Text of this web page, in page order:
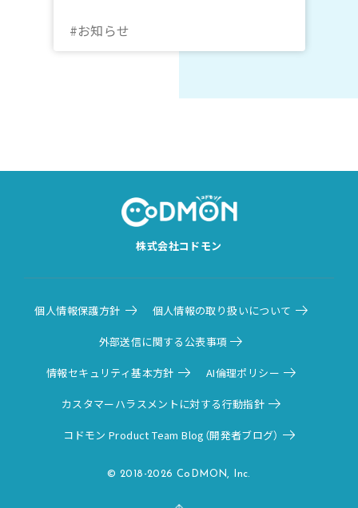
#お知らせ
株式会社コドモン
個人情報保護方針 個人情報の取り扱いについて
外部送信に関する公表事項
情報セキュリティ基本方針 AI倫理ポリシー
カスタマーハラスメントに対する行動指針
コドモン Product Team Blog（開発者ブログ）
© 2018-2026 CoDMON, Inc.